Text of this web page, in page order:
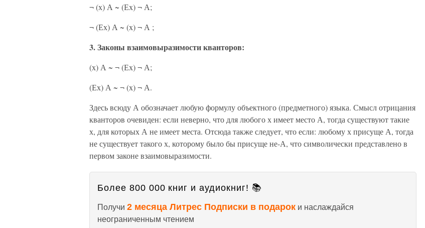
¬ (х) А ~ (Ех) ¬ А;
¬ (Ех) А ~ (х) ¬ А ;
3. Законы взаимовыразимости кванторов:
(х) А ~ ¬ (Ех) ¬ А;
(Ех) А ~ ¬ (х) ¬ А.
Здесь всюду А обозначает любую формулу объектного (предметного) языка. Смысл отрицания
кванторов очевиден: если неверно, что для любого х имеет место А, тогда существуют такие
х, для которых А не имеет места. Отсюда также следует, что если: любому х присуще А, тогда
не существует такого х, которому было бы присуще не-А, что символически представлено в
первом законе взаимовыразимости.
Более 800 000 книг и аудиокниг! 📚
Получи 2 месяца Литрес Подписки в подарок и наслаждайся
неограниченным чтением